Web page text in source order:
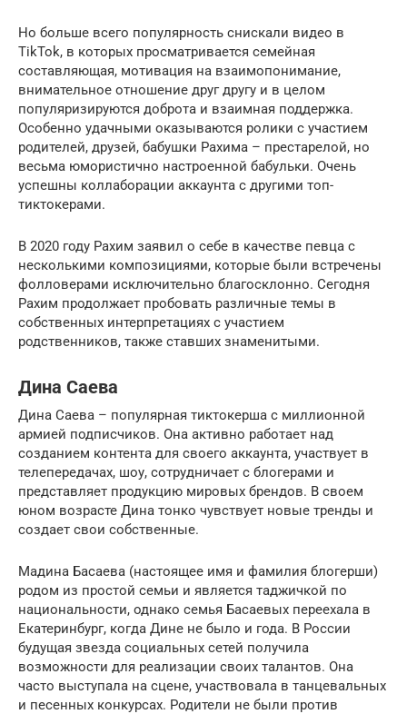
Но больше всего популярность снискали видео в
TikTok, в которых просматривается семейная
составляющая, мотивация на взаимопонимание,
внимательное отношение друг другу и в целом
популяризируются доброта и взаимная поддержка.
Особенно удачными оказываются ролики с участием
родителей, друзей, бабушки Рахима – престарелой, но
весьма юмористично настроенной бабульки. Очень
успешны коллаборации аккаунта с другими топ-
тиктокерами.
В 2020 году Рахим заявил о себе в качестве певца с
несколькими композициями, которые были встречены
фолловерами исключительно благосклонно. Сегодня
Рахим продолжает пробовать различные темы в
собственных интерпретациях с участием
родственников, также ставших знаменитыми.
Дина Саева
Дина Саева – популярная тиктокерша с миллионной
армией подписчиков. Она активно работает над
созданием контента для своего аккаунта, участвует в
телепередачах, шоу, сотрудничает с блогерами и
представляет продукцию мировых брендов. В своем
юном возрасте Дина тонко чувствует новые тренды и
создает свои собственные.
Мадина Басаева (настоящее имя и фамилия блогерши)
родом из простой семьи и является таджичкой по
национальности, однако семья Басаевых переехала в
Екатеринбург, когда Дине не было и года. В России
будущая звезда социальных сетей получила
возможности для реализации своих талантов. Она
часто выступала на сцене, участвовала в танцевальных
и песенных конкурсах. Родители не были против